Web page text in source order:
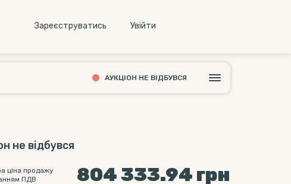
Зареєструватись Увiйти
АУКЦІОН НЕ ВІДБУВСЯ
не відбувся
ціна продажу
ПДВ
804 333.94 грн